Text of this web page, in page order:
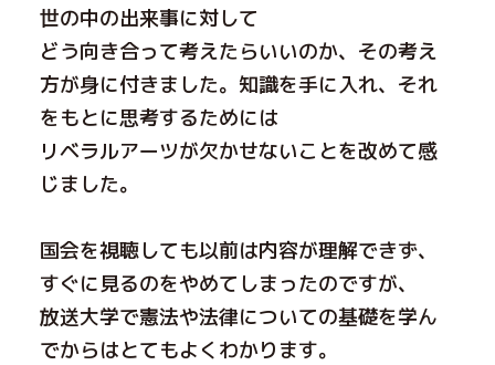
世の中の出来事に対して
どう向き合って考えたらいいのか、その考え
方が身に付きました。知識を手に入れ、それ
をもとに思考するためには
リベラルアーツが欠かせないことを改めて感
じました。
国会を視聴しても以前は内容が理解できず、
すぐに見るのをやめてしまったのですが、
放送大学で憲法や法律についての基礎を学ん
でからはとてもよくわかります。